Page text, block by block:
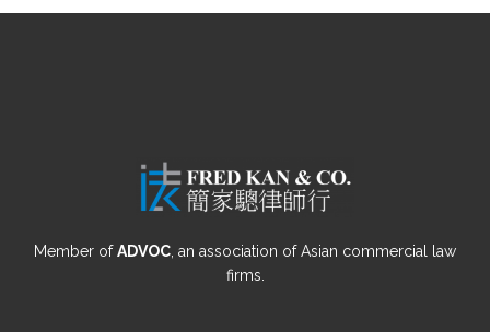
Member ofADVOC, an association of Asian commercial law
firms.